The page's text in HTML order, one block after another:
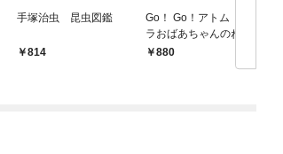
手塚治虫 昆虫図鑑
814
Go！ Go！アトム ザ
ラおばあちゃんのねが
い880